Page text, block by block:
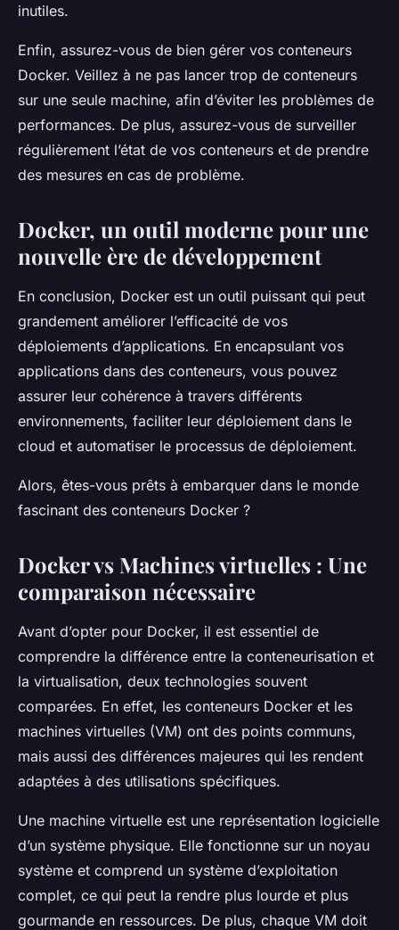
inutiles.
Enfin, assurez-vous de bien gérer vos conteneurs
Docker. Veillez à ne pas lancer trop de conteneurs
sur une seule machine, afin d’éviter les problèmes de
performances. De plus, assurez-vous de surveiller
régulièrement l’état de vos conteneurs et de prendre
des mesures en cas de problème.
Docker, un outil moderne pour une
nouvelle ère de développement
En conclusion, Docker est un outil puissant qui peut
grandement améliorer l’efficacité de vos
déploiements d’applications. En encapsulant vos
applications dans des conteneurs, vous pouvez
assurer leur cohérence à travers différents
environnements, faciliter leur déploiement dans le
cloud et automatiser le processus de déploiement.
Alors, êtes-vous prêts à embarquer dans le monde
fascinant des conteneurs Docker ?
Docker vs Machines virtuelles : Une
comparaison nécessaire
Avant d’opter pour Docker, il est essentiel de
comprendre la différence entre la conteneurisation et
la virtualisation, deux technologies souvent
comparées. En effet, les conteneurs Docker et les
machines virtuelles (VM) ont des points communs,
mais aussi des différences majeures qui les rendent
adaptées à des utilisations spécifiques.
Une machine virtuelle est une représentation logicielle
d’un système physique. Elle fonctionne sur un noyau
système et comprend un système d’exploitation
complet, ce qui peut la rendre plus lourde et plus
gourmande en ressources. De plus, chaque VM doit